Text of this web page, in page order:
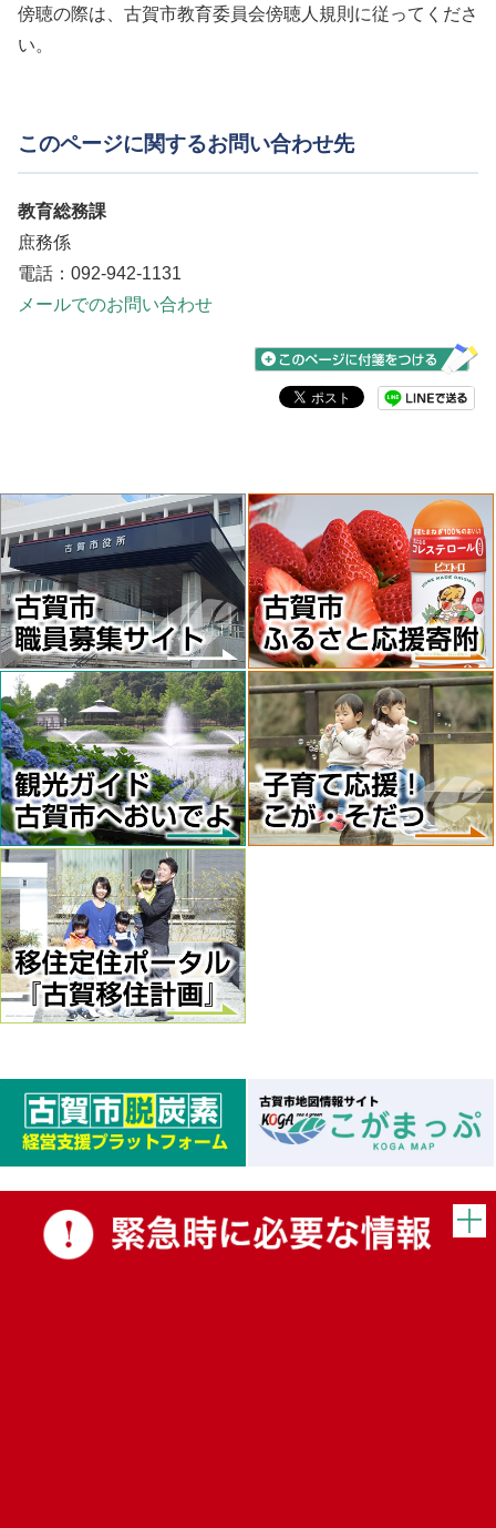
傍聴の際は、古賀市教育委員会傍聴人規則に従ってくださ
い。
このページに関するお問い合わせ先
教育総務課
庶務係
電話：092-942-1131
メールでのお問い合わせ